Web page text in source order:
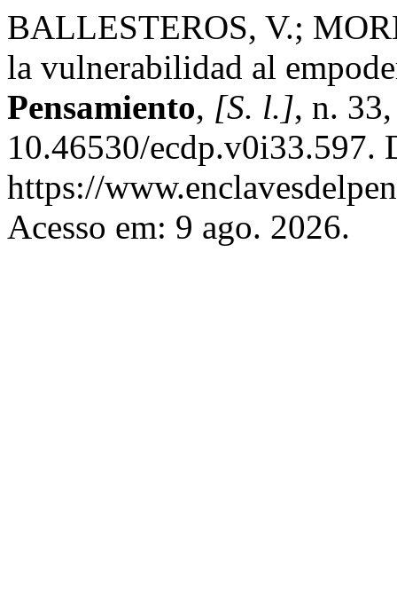
BALLESTEROS, V.;
la vulnerabilidad al
Pensamiento, [S. l.], n.
10.46530/ecdp.v0i33.597.
https://
Acesso em: 9 ago. 2026.